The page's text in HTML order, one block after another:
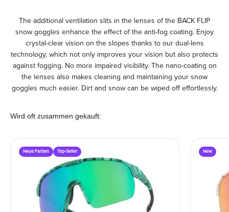
The additional ventilation slits in the lenses of the BACK FLIP
snow goggles enhance the effect of the anti-fog coating. Enjoy
crystal-clear vision on the slopes thanks to our dual-lens
technology, which not only improves your vision but also protects
against fogging. No more impaired visibility. The nano-coating on
the lenses also makes cleaning and maintaining your snow
goggles much easier. Dirt and snow can be wiped off effortlessly.
Wird oft zusammen gekauft:
Neue Farben Top-Seller New